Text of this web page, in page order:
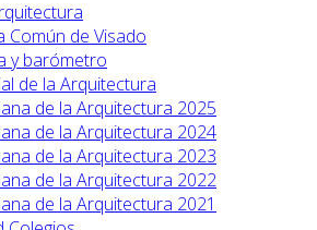
Común de Visado
y barómetro
de la Arquitectura
de la Arquitectura 2025
de la Arquitectura 2024
de la Arquitectura 2023
de la Arquitectura 2022
de la Arquitectura 2021